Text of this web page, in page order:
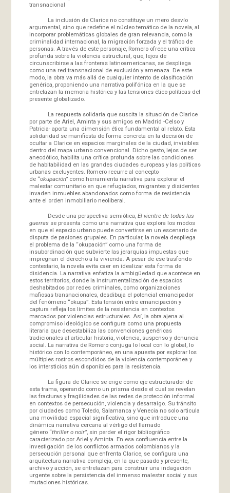
transnacional
La inclusión de Clarice no constituye un mero desvío
argumental, sino que redefine el núcleo temático de la novela, al
incorporar problemáticas globales de gran relevancia, como la
criminalidad internacional, la migración forzada y el tráfico de
personas. A través de este personaje, Romero ofrece una crítica
profunda sobre la violencia estructural, que, lejos de
circunscribirse a las fronteras latinoamericanas, se despliega
como una red transnacional de exclusión y amenaza. De este
modo, la obra va más allá de cualquier intento de clasificación
genérica, proponiendo una narrativa polifónica en la que se
entrelazan la memoria histórica y las tensiones ético-políticas del
presente globalizado.
La respuesta solidaria que suscita la situación de Clarice
por parte de Ariel, Aminta y sus amigos en Madrid -Celso y
Patricia- aporta una dimensión ética fundamental al relato. Esta
solidaridad se manifiesta de forma concreta en la decisión de
ocultar a Clarice en espacios marginales de la ciudad, invisibles
dentro del mapa urbano convencional. Dicho gesto, lejos de ser
anecdótico, habilita una crítica profunda sobre las condiciones
de habitabilidad en las grandes ciudades europeas y las políticas
urbanas excluyentes. Romero recurre al concepto
de “okupación”como herramienta narrativa para explorar el
malestar comunitario en que refugiados, migrantes y disidentes
invaden inmuebles abandonados como forma de resistencia
ante el orden inmobiliario neoliberal.
Desde una perspectiva semiótica, El vientre de todas las
guerras se presenta como una narrativa que explora los modos
en que el espacio urbano puede convertirse en un escenario de
disputa de pasiones grupales. En particular, la novela despliega
el problema de la “okupación” como una forma de
insubordinación que subvierte las jerarquías impuestas que
impregnan el derecho a la vivienda. A pesar de ese trasfondo
contestario, la novela evita caer en idealizar esta forma de
disidencia. La narrativa enfatiza la ambigüedad que acontece en
estos territorios, donde la instrumentalización de espacios
deshabitados por redes criminales, como organizaciones
mafiosas transnacionales, desdibuja el potencial emancipador
del fenómeno “okupa”. Esta tensión entre emancipación y
captura refleja los límites de la resistencia en contextos
marcados por violencias estructurales. Así, la obra ajena al
compromiso ideológico se configura como una propuesta
literaria que desestabiliza las convenciones genéricas
tradicionales al articular historia, violencia, suspenso y denuncia
social. La narrativa de Romero conjuga lo local con lo global, lo
histórico con lo contemporáneo, en una apuesta por explorar los
múltiples rostros escondidos de la violencia contemporánea y
los intersticios aún disponibles para la resistencia.
La figura de Clarice se erige como eje estructurador de
esta trama, operando como un prisma desde el cual se revelan
las fracturas y fragilidades de las redes de protección informal
en contextos de persecución, violencia y desarraigo. Su tránsito
por ciudades como Toledo, Salamanca y Venecia no solo articula
una movilidad espacial significativa, sino que introduce una
dinámica narrativa cercana al vértigo del llamado
género “thriller o noir”, sin perder el rigor bibliográfico
caracterizado por Ariel y Aminta. En esa confluencia entre la
investigación de los conflictos armados colombianos y la
persecución personal que enfrenta Clarice, se configura una
arquitectura narrativa compleja, en la que pasado y presente,
archivo y acción, se entrelazan para construir una indagación
urgente sobre la persistencia del inmenso malestar social y sus
mutaciones históricas.